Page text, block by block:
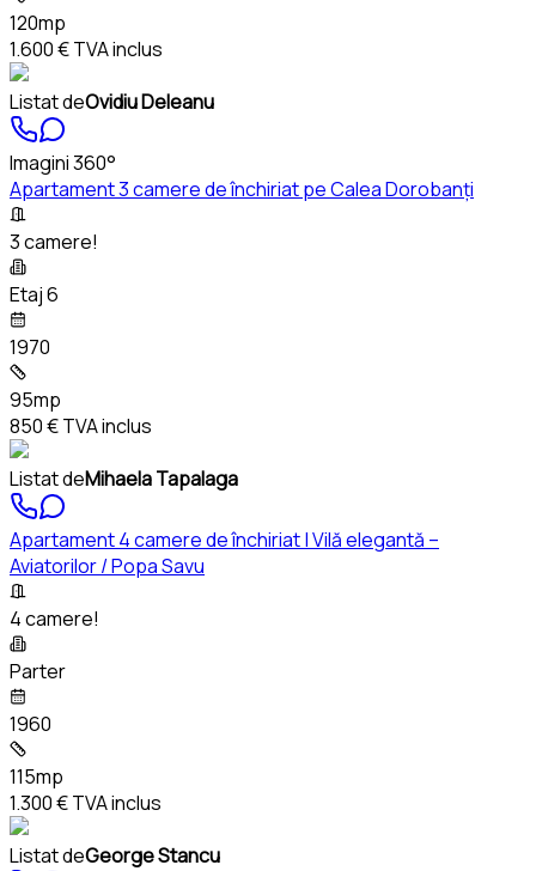
120mp
1.600 €TVA inclus
Listat deOvidiu Deleanu
Imagini 360°
Apartament 3 camere de închiriat pe Calea Dorobanți
3 camere!
Etaj 6
1970
95mp
850 €TVA inclus
Listat deMihaela Tapalaga
Apartament 4 camere de închiriat | Vilă elegantă –
Aviatorilor / Popa Savu
4 camere!
Parter
1960
115mp
1.300 €TVA inclus
Listat deGeorge Stancu